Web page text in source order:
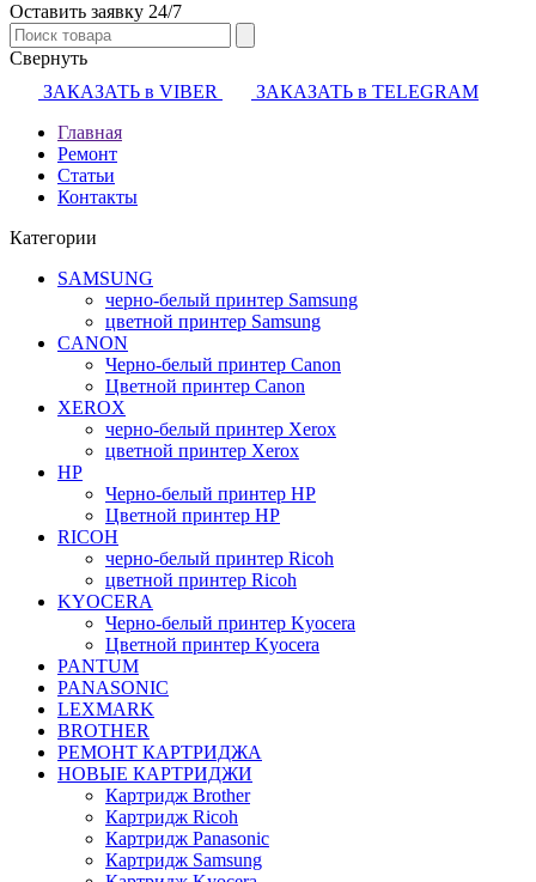
Оставить заявку 24/7
Свернуть
ЗАКАЗАТЬ в VIBER
ЗАКАЗАТЬ в TELEGRAM
Главная
Ремонт
Статьи
Контакты
Категории
SAMSUNG
черно-белый принтер Samsung
цветной принтер Samsung
CANON
Черно-белый принтер Canon
Цветной принтер Canon
XEROX
черно-белый принтер Xerox
цветной принтер Xerox
HP
Черно-белый принтер HP
Цветной принтер HP
RICOH
черно-белый принтер Ricoh
цветной принтер Ricoh
KYOCERA
Черно-белый принтер Kyocera
Цветной принтер Kyocera
PANTUM
PANASONIC
LEXMARK
BROTHER
РЕМОНТ КАРТРИДЖА
НОВЫЕ КАРТРИДЖИ
Картридж Brother
Картридж Ricoh
Картридж Panasonic
Картридж Samsung